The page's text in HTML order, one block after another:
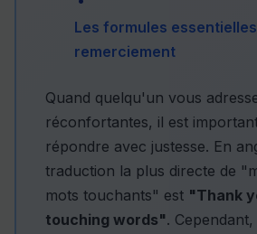
Les formules
remerciement
Quand quelqu'un vous
réconfortantes, il est
répondre avec justesse. En
traduction la plus directe de
mots touchants" est "Thank
touching words".